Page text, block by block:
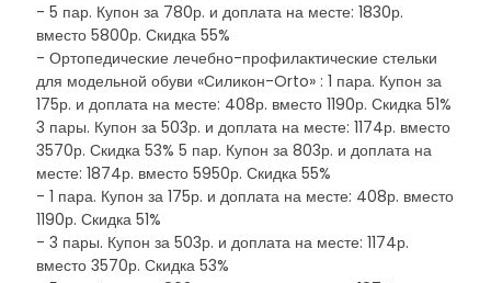
- 5 пар. Купон за 780р. и доплата на месте: 1830р.
вместо 5800р. Скидка 55%
- Ортопедические лечебно-профилактические стельки
для модельной обуви «Силикон-Orto» : 1 пара. Купон за
175р. и доплата на месте: 408р. вместо 1190р. Скидка 51%
3 пары. Купон за 503р. и доплата на месте: 1174р. вместо
3570р. Скидка 53% 5 пар. Купон за 803р. и доплата на
месте: 1874р. вместо 5950р. Скидка 55%
- 1 пара. Купон за 175р. и доплата на месте: 408р. вместо
1190р. Скидка 51%
- 3 пары. Купон за 503р. и доплата на месте: 1174р.
вместо 3570р. Скидка 53%